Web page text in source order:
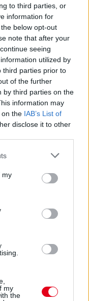
to third parties, or
information for
below opt-out
note that after your
seeing
utilized by
third parties prior to
of the further
by third parties on the
information may
on the IAB’s List of
disclose it to other
or more Google
You may click to
third-party tags to
in below Google
my
my
the párost a